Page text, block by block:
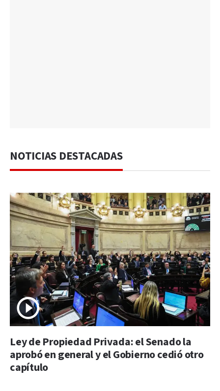
NOTICIAS DESTACADAS
Ley de Propiedad Privada: el Senado la
aprobó en general y el Gobierno cedió otro
capítulo